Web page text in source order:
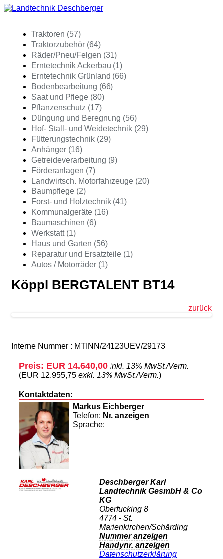
Traktoren (57)
Traktorzubehör (64)
Räder/Pneu/Felgen (31)
Erntetechnik Ackerbau (1)
Erntetechnik Grünland (66)
Bodenbearbeitung (66)
Saat und Pflege (80)
Pflanzenschutz (17)
Düngung und Beregnung (56)
Hof- Stall- und Weidetechnik (29)
Fütterungstechnik (29)
Anhänger (16)
Getreideverarbeitung (9)
Förderanlagen (7)
Landwirtsch. Motorfahrzeuge (20)
Baumpflege (2)
Forst- und Holztechnik (41)
Kommunalgeräte (16)
Baumaschinen (6)
Werkstatt (1)
Haus und Garten (56)
Reparatur und Ersatzteile (1)
Autos / Motorräder (1)
Köppl BERGTALENT BT14
zurück
Interne Nummer : MTINN/24123UEV/29173
Preis: EUR 14.640,00 inkl. 13% MwSt./Verm.
(EUR 12.955,75 exkl. 13% MwSt./Verm.)
Kontaktdaten:
Markus Eichberger
Telefon: Nr. anzeigen
Sprache:
Deschberger Karl
Landtechnik GesmbH & Co
KG
Oberfucking 8
4774 - St.
Marienkirchen/Schärding
Nummer anzeigen
Handynr. anzeigen
Datenschutzerklärung